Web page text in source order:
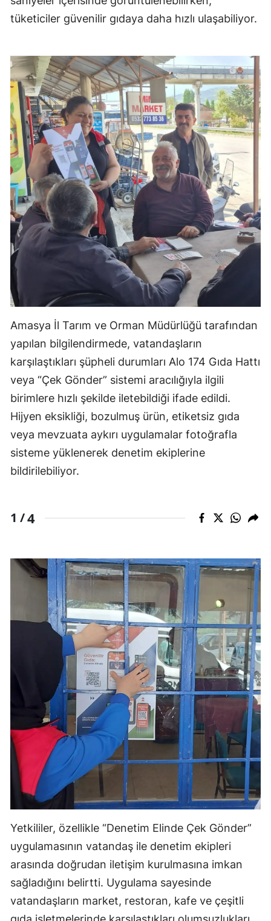
tüketiciler güvenilir gıdaya daha hızlı ulaşabiliyor.
Amasya İl Tarım ve Orman Müdürlüğü tarafından
yapılan bilgilendirmede, vatandaşların
karşılaştıkları şüpheli durumları Alo 174 Gıda Hattı
veya “Çek Gönder” sistemi aracılığıyla ilgili
birimlere hızlı şekilde iletebildiği ifade edildi.
Hijyen eksikliği, bozulmuş ürün, etiketsiz gıda
veya mevzuata aykırı uygulamalar fotoğrafla
sisteme yüklenerek denetim ekiplerine
bildirilebiliyor.
1 /4
Yetkililer, özellikle “Denetim Elinde Çek Gönder”
uygulamasının vatandaş ile denetim ekipleri
arasında doğrudan iletişim kurulmasına imkan
sağladığını belirtti. Uygulama sayesinde
vatandaşların market, restoran, kafe ve çeşitli